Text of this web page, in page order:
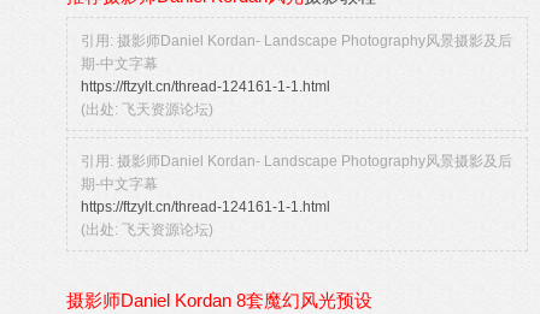
引用: 摄影师Daniel Kordan- Landscape Photography风景摄影及后
期-中文字幕
https://ftzylt.cn/thread-124161-1-1.html
(出处: 飞天资源论坛)
引用: 摄影师Daniel Kordan- Landscape Photography风景摄影及后
期-中文字幕
https://ftzylt.cn/thread-124161-1-1.html
(出处: 飞天资源论坛)
摄影师Daniel Kordan 8套魔幻风光预设